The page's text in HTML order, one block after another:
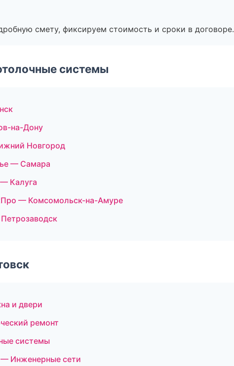
смету, фиксируем стоимость и сроки в договоре.
системы
на-Дону
Новгород
— Самара
Калуга
— Комсомольск-на-Амуре
и двери
ремонт
системы
Инженерные сети